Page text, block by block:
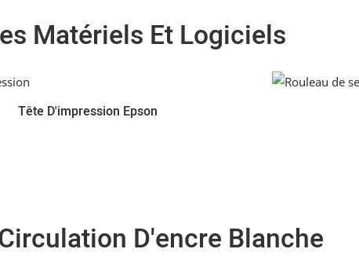
Matériels Et Logiciels
Tête D'impression Epson
D'encre Blanche